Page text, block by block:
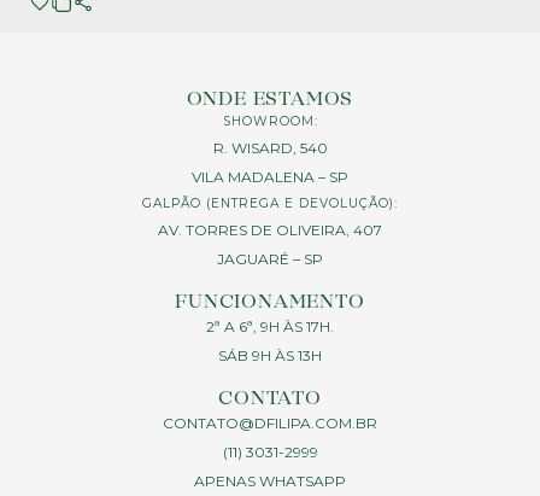
ONDE ESTAMOS
SHOWROOM:
R. WISARD, 540
VILA MADALENA – SP
GALPÃO (ENTREGA E DEVOLUÇÃO):
AV. TORRES DE OLIVEIRA, 407
JAGUARÉ – SP
FUNCIONAMENTO
2ª A 6ª, 9H ÀS 17H.
SÁB 9H ÀS 13H
CONTATO
CONTATO@DFILIPA.COM.BR
(11) 3031-2999
APENAS WHATSAPP